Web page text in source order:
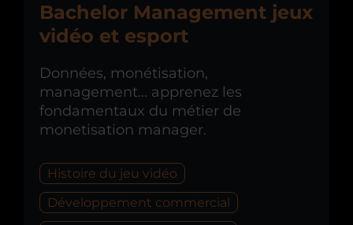
Bachelor Management jeux
vidéo et esport
Données, monétisation,
management... apprenez les
fondamentaux du métier de
monetisation manager.
Histoire du jeu vidéo
Développement commercial